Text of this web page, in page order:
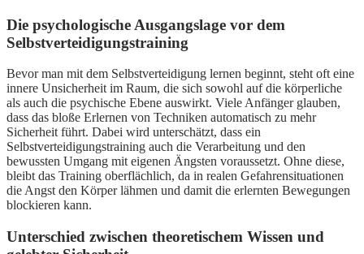
Die psychologische Ausgangslage vor dem
Selbstverteidigungstraining
Bevor man mit dem Selbstverteidigung lernen beginnt, steht oft eine
innere Unsicherheit im Raum, die sich sowohl auf die körperliche
als auch die psychische Ebene auswirkt. Viele Anfänger glauben,
dass das bloße Erlernen von Techniken automatisch zu mehr
Sicherheit führt. Dabei wird unterschätzt, dass ein
Selbstverteidigungstraining auch die Verarbeitung und den
bewussten Umgang mit eigenen Ängsten voraussetzt. Ohne diese,
bleibt das Training oberflächlich, da in realen Gefahrensituationen
die Angst den Körper lähmen und damit die erlernten Bewegungen
blockieren kann.
Unterschied zwischen theoretischem Wissen und